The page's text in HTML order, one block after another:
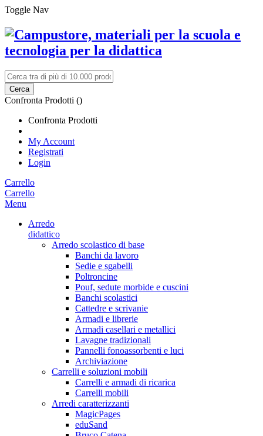
Toggle Nav
Cerca
Confronta Prodotti ()
Confronta Prodotti
My Account
Registrati
Login
Carrello
Carrello
Menu
Arredo
didattico
Arredo scolastico di base
Banchi da lavoro
Sedie e sgabelli
Poltroncine
Pouf, sedute morbide e cuscini
Banchi scolastici
Cattedre e scrivanie
Armadi e librerie
Armadi casellari e metallici
Lavagne tradizionali
Pannelli fonoassorbenti e luci
Archiviazione
Carrelli e soluzioni mobili
Carrelli e armadi di ricarica
Carrelli mobili
Arredi caratterizzanti
MagicPages
eduSand